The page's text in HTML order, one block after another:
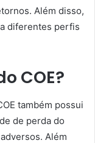
Além disso,
diferentes perfis
COE?
também possui
de perda do
Além